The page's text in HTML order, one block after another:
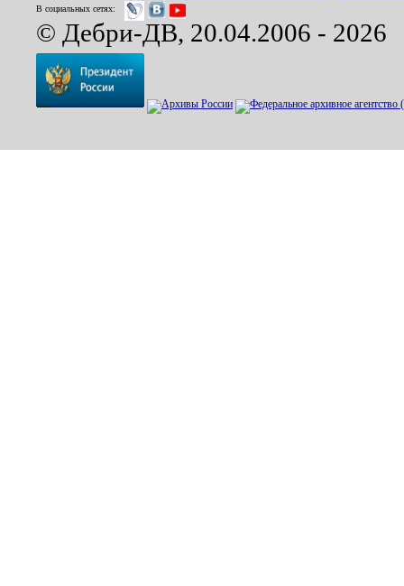
В социальных сетях:
© Дебри-ДВ, 20.04.2006 - 2026